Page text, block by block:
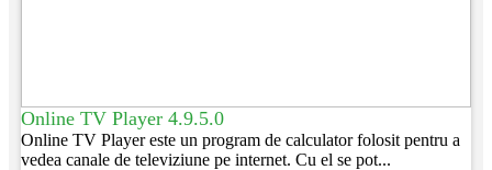
Online TV Player 4.9.5.0
Online TV Player este un program de calculator folosit pentru a
vedea canale de televiziune pe internet. Cu el se pot...